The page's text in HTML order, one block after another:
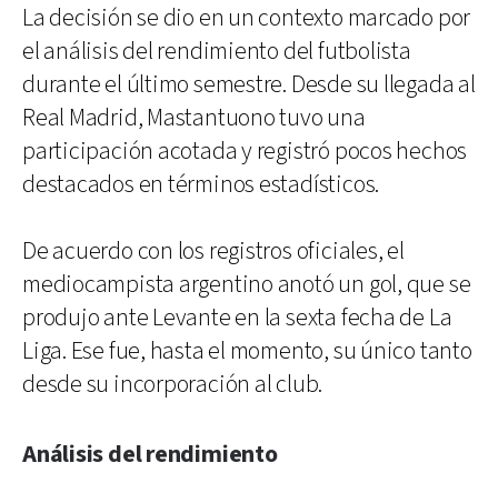
La decisión se dio en un contexto marcado por
el análisis del rendimiento del futbolista
durante el último semestre. Desde su llegada al
Real Madrid, Mastantuono tuvo una
participación acotada y registró pocos hechos
destacados en términos estadísticos.
De acuerdo con los registros oficiales, el
mediocampista argentino anotó un gol, que se
produjo ante Levante en la sexta fecha de La
Liga. Ese fue, hasta el momento, su único tanto
desde su incorporación al club.
Análisis del rendimiento